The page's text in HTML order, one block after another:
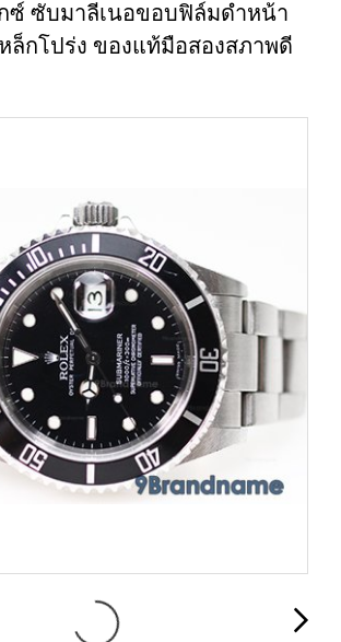
ซ์ ซับมาลีเนอขอบฟิล์มดำหน้า
ล็กโปร่ง ของแท้มือสองสภาพดี